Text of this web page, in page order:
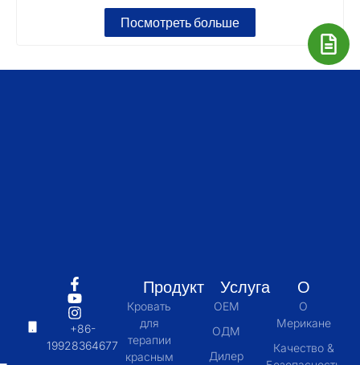
Посмотреть больше
+86-
19928364677
Продукт
Кровать
для
терапии
красным
Услуга
OEM
ОДМ
Дилер
О
О
Мерикане
Качество &